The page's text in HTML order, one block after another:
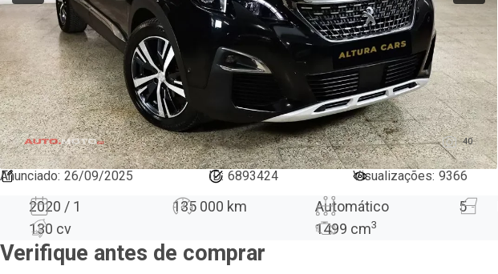
40
Anunciado: 26/09/2025 ID: 6893424 Visualizações: 9366
2020 / 1 135 000 km Automático 5
130 cv
1499 cm3
Verifique antes de comprar